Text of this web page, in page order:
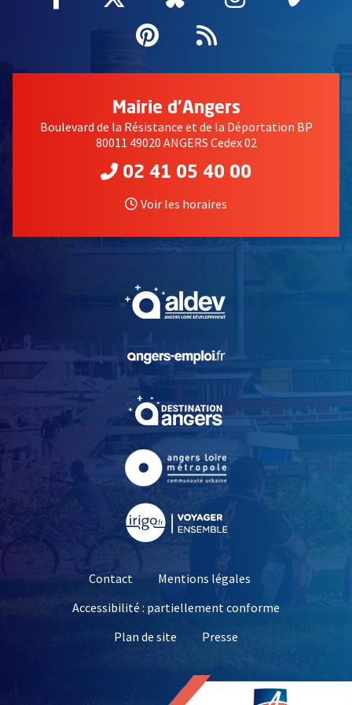
Pinterest
, Ouvre une
Flux RSS
Mairie d'Angers
Boulevard de la Résistance et de la Déportation BP
80011 49020 ANGERS Cedex 02
02 41 05 40 00
Voir les horaires
, Ouvre une nouvelle
, Ouvre une nouvelle
Contact
Mentions légales
Accessibilité : partiellement conforme
Plan de site
Presse